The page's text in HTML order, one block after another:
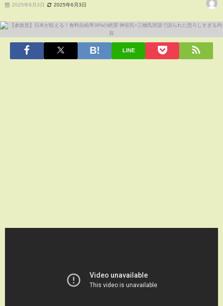
2025年6月3日 2025年6月3日
LINE